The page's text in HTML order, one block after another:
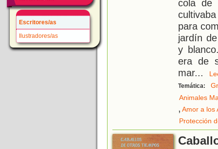
Escritores/as
Ilustradores/as
cola de
para
jardín
y
era de
mar...
Temática:
Animales
, Amor a los
Protección